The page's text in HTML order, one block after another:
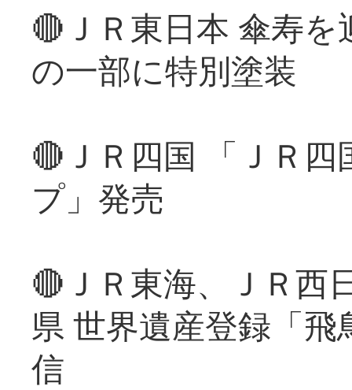
🔴ＪＲ東日本 傘寿
の一部に特別塗装
🔴ＪＲ四国 「ＪＲ
プ」発売
🔴ＪＲ東海、ＪＲ西
県 世界遺産登録「
信